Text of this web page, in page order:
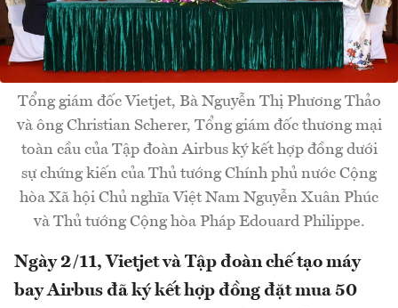
Tổng giám đốc Vietjet, Bà Nguyễn Thị Phương Thảo
và ông Christian Scherer, Tổng giám đốc thương mại
toàn cầu của Tập đoàn Airbus ký kết hợp đồng dưới
sự chứng kiến của Thủ tướng Chính phủ nước Cộng
hòa Xã hội Chủ nghĩa Việt Nam Nguyễn Xuân Phúc
và Thủ tướng Cộng hòa Pháp Edouard Philippe.
Ngày 2/11, Vietjet và Tập đoàn chế tạo máy
bay Airbus đã ký kết hợp đồng đặt mua 50